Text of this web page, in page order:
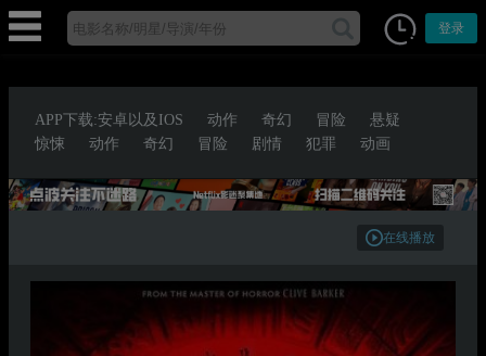
登录
APP下载:安卓以及IOS 动作 奇幻 冒险
悬疑
惊悚
动作 奇幻 冒险 剧情 犯罪 动画
在线播放